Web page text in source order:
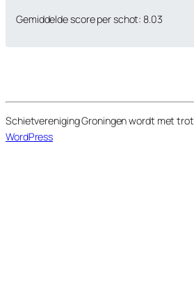
Gemiddelde score per schot: 8.03
Schietvereniging Groningen wordt met
WordPress